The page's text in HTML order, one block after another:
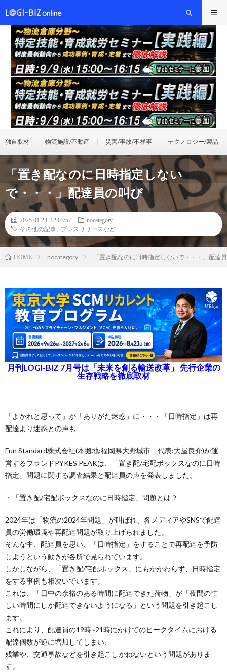
独自取材 物流施設/不動産 災害/事故/不祥事 テクノロジー/製品
「置き配なのに日時指定しない
で・・・」配達員の叫び
2025.01.23 12:03:57
nocategory
その他の記事
プレスリリースなど
HOME nocategory 「置き配なのに日時指定しないで・・・」配達
月刊LOGI-BIZ 7月号は「未来を創る輸送改革」 先行企業の
生存戦略を徹底取材
「よかれと思って」が「ありがた迷惑」に・・・「日時指定」は再
配達より迷惑との声も
Fun Standard株式会社(本拠地:福岡県大野城市 代表:大屋良介)が運
営するブランドPYKES PEAKは、「置き配/宅配ボックスなのに日時
指定」問題に関する調査結果と配達員の声を発表しました。
・「置き配/宅配ボックスなのに日時指定」問題とは？
2024年は「物流の2024年問題」が叫ばれ、各メディアやSNSで配達
員の労働環境や再配達問題が取り上げられました。
そんな中、配達員を思い、「日時指定」をすることで再配達を予防
しようという動きが各所で見られています。
しかしながら、「置き配/宅配ボックス」にもかかわらず、日時指定
をする事例も相次いでいます。
これは、「日中の余裕のある時間に配達できた荷物」が「夜間の忙
しい時間にしか配達できないようになる」という問題を引き起こし
ます。
これにより、配達員の19時~21時にかけてのピークタイムにおける
配達個数が逆に増加してしまい、
残業や、交通事故などを引き起こしかねないという問題がありま
す。